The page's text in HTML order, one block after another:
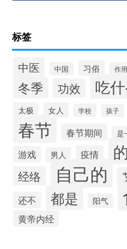
标签
中医 中国 习俗 作用
冬季 功效 吃
太极 女人 学校 孩子
春节 春节期间 是
游戏 男人 疫情
经络 自己的
还不 都是 阳气
黄帝内经